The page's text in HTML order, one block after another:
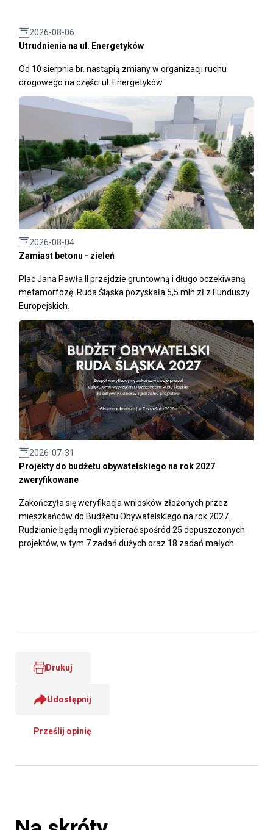
2026-08-06
Utrudnienia na ul. Energetyków
Od 10 sierpnia br. nastąpią zmiany w organizacji ruchu
drogowego na części ul. Energetyków.
2026-08-04
Zamiast betonu - zieleń
Plac Jana Pawła II przejdzie gruntowną i długo oczekiwaną
metamorfozę. Ruda Śląska pozyskała 5,5 mln zł z Funduszy
Europejskich.
2026-07-31
Projekty do budżetu obywatelskiego na rok 2027
zweryfikowane
Zakończyła się weryfikacja wniosków złożonych przez
mieszkańców do Budżetu Obywatelskiego na rok 2027.
Rudzianie będą mogli wybierać spośród 25 dopuszczonych
projektów, w tym 7 zadań dużych oraz 18 zadań małych.
Drukuj
Udostępnij
Prześlij opinię